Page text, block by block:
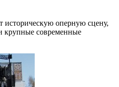
историческую оперную сцену,
крупные современные